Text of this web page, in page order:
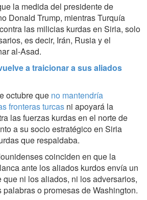
la medida del presidente de
Donald Trump, mientras Turquía
las milicias kurdas en Siria, solo
es decir, Irán, Rusia y el
al-Asad.
a traicionar a sus aliados
octubre que no mantendría
fronteras turcas ni apoyará la
las fuerzas kurdas en el norte de
a su socio estratégico en Siria
que respaldaba.
coinciden en que la
ante los aliados kurdos envía un
ni los aliados, ni los adversarios,
o promesas de Washington.